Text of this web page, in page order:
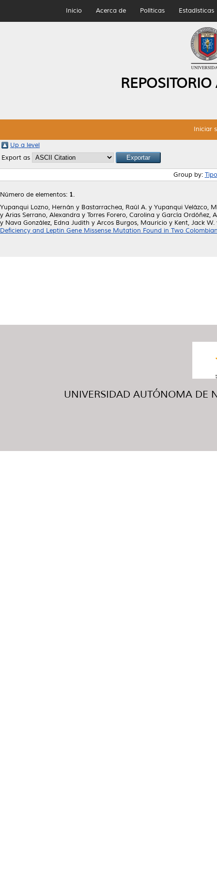
Inicio Acerca de Políticas Estadísticas
Iniciar
Up a level
Export as
Group by:
Número de elementos: 1.
Yupanqui Lozno, Hernán y Bastarrachea, Raúl A. y Yupanqui Velázco,
y Arias Serrano, Alexandra y Torres Forero, Carolina y García Ordóñez,
y Nava González, Edna Judith y Arcos Burgos, Mauricio y Kent, Jack W.
Deficiency and Leptin Gene Missense Mutation Found in Two
UNIVERSIDAD AUTÓNOMA DE